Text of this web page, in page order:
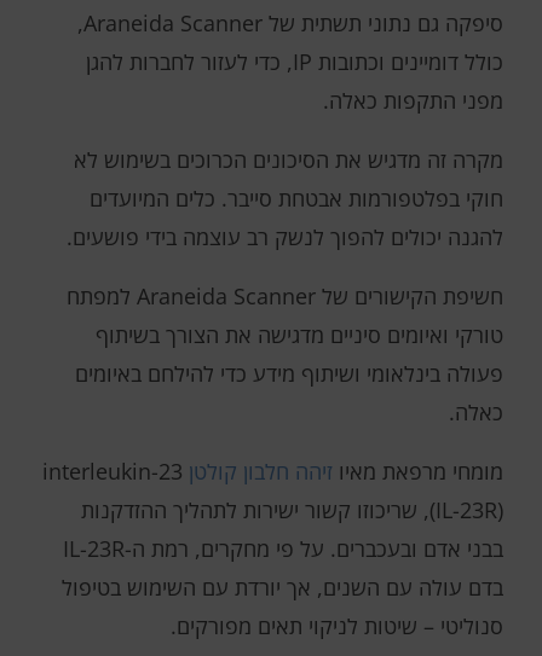
סיפקה גם נתוני תשתית של Araneida Scanner,
כולל דומיינים וכתובות IP, כדי לעזור לחברות להגן
מפני התקפות כאלה.
מקרה זה מדגיש את הסיכונים הכרוכים בשימוש לא
חוקי בפלטפורמות אבטחת סייבר. כלים המיועדים
להגנה יכולים להפוך לנשק רב עוצמה בידי פושעים.
חשיפת הקישורים של Araneida Scanner למפתח
טורקי ואיומים סיניים מדגישה את הצורך בשיתוף
פעולה בינלאומי ושיתוף מידע כדי להילחם באיומים
כאלה.
מומחי מרפאת מאיו זיהה חלבון קולטן interleukin-23
(IL-23R), שריכוזו קשור ישירות לתהליך ההזדקנות
בבני אדם ובעכברים. על פי מחקרים, רמת ה-IL-23R
בדם עולה עם השנים, אך יורדת עם השימוש בטיפול
סנוליטי – שיטות לניקוי תאים מפורקים.